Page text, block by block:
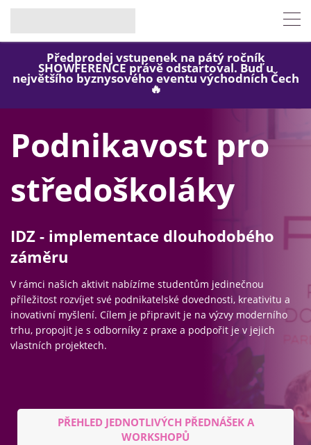
Předprodej vstupenek na pátý ročník
SHOWFERENCE právě odstartoval. Buď u
největšího byznysového eventu východních Čech
🔥
Podnikavost pro
středoškoláky
IDZ - implementace dlouhodobého
záměru
V rámci našich aktivit nabízíme studentům jedinečnou
příležitost rozvíjet své podnikatelské dovednosti, kreativitu a
inovativní myšlení. Cílem je připravit je na výzvy moderního
trhu, propojit je s odborníky z praxe a podpořit je v jejich
vlastních projektech.
PŘEHLED JEDNOTLIVÝCH PŘEDNÁŠEK A
WORKSHOPŮ